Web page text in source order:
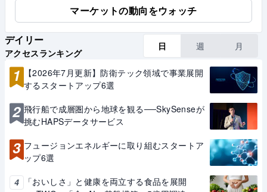
マーケットの動向をウォッチ
デイリー
アクセスランキング
日 週 月
1
【2026年7月更新】防衛テック領域で事業展開
するスタートアップ6選
2 飛行船で成層圏から地球を観る──SkySenseが
挑むHAPSデータサービス
3 フュージョンエネルギーに取り組むスタートア
ップ6選
4
「おいしさ」と健康を両立する食品を展開